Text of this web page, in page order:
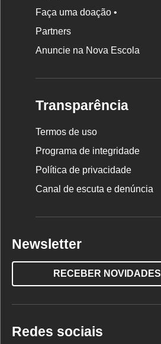
Faça uma doação •
Partners
Anuncie na Nova Escola
Transparência
Termos de uso
Programa de integridade
Política de privacidade
Canal de escuta e denúncia
Newsletter
RECEBER NOVIDADES
Redes sociais